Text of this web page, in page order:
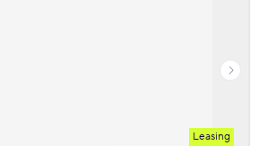
Leasing